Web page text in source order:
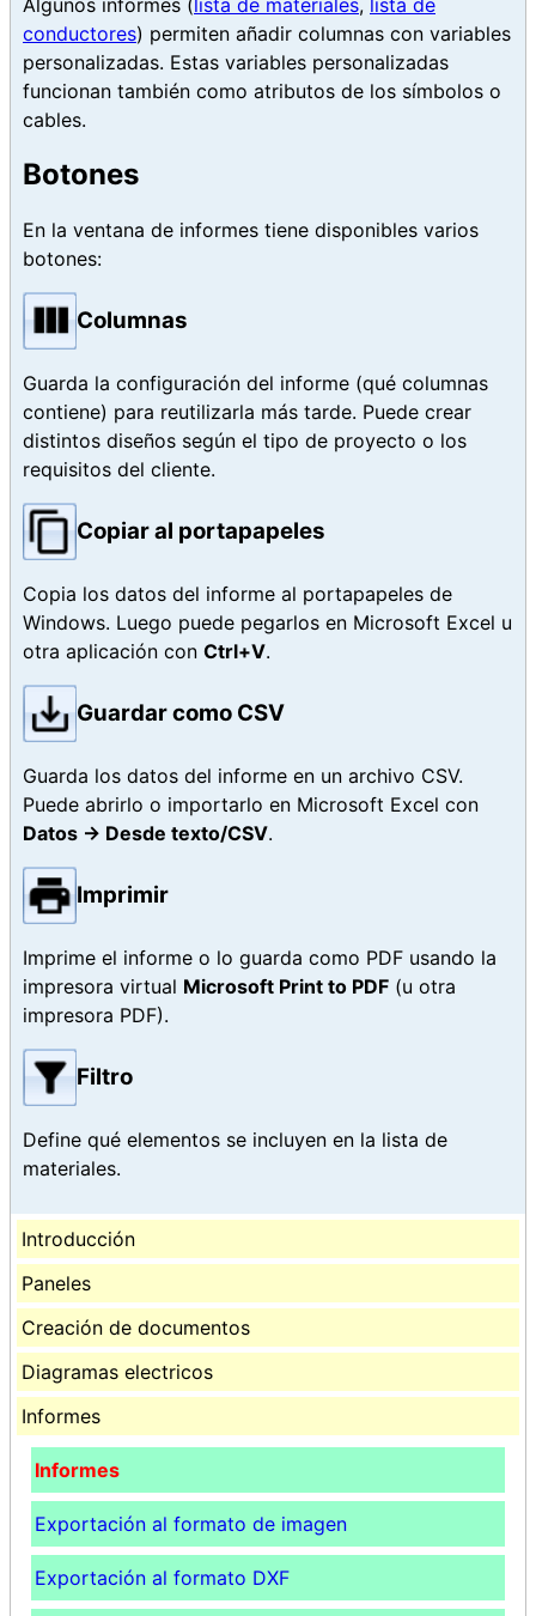
Algunos informes ( lista de materiales, lista de
conductores) permiten añadir columnas con variables
personalizadas. Estas variables personalizadas
funcionan también como atributos de los símbolos o
cables.
Botones
En la ventana de informes tiene disponibles varios
botones:
Columnas
Guarda la configuración del informe (qué columnas
contiene) para reutilizarla más tarde. Puede crear
distintos diseños según el tipo de proyecto o los
requisitos del cliente.
Copiar al portapapeles
Copia los datos del informe al portapapeles de
Windows. Luego puede pegarlos en Microsoft Excel u
otra aplicación con Ctrl+V.
Guardar como CSV
Guarda los datos del informe en un archivo CSV.
Puede abrirlo o importarlo en Microsoft Excel con
Datos → Desde texto/CSV.
Imprimir
Imprime el informe o lo guarda como PDF usando la
impresora virtual Microsoft Print to PDF (u otra
impresora PDF).
Filtro
Define qué elementos se incluyen en la lista de
materiales.
Introducción
Paneles
Creación de documentos
Diagramas electricos
Informes
Informes
Exportación al formato de imagen
Exportación al formato DXF